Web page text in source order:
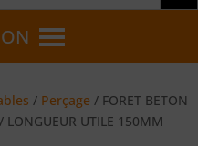
/ Perçage / FORET BETON
LONGUEUR UTILE 150MM